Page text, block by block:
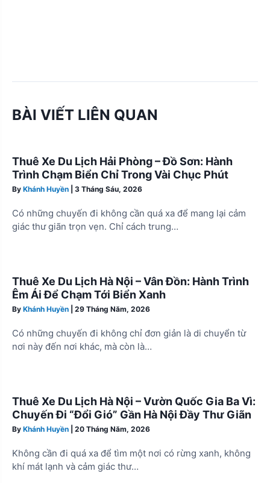
BÀI VIẾT LIÊN QUAN
Thuê Xe Du Lịch Hải Phòng – Đồ Sơn: Hành
Trình Chạm Biển Chỉ Trong Vài Chục Phút
By Khánh Huyền 3 Tháng Sáu, 2026
Có những chuyến đi không cần quá xa để mang lại cảm
giác thư giãn trọn vẹn. Chỉ cách trung…
Thuê Xe Du Lịch Hà Nội – Vân Đồn: Hành Trình
Êm Ái Để Chạm Tới Biển Xanh
By Khánh Huyền 29 Tháng Năm, 2026
Có những chuyến đi không chỉ đơn giản là di chuyển từ
nơi này đến nơi khác, mà còn là…
Thuê Xe Du Lịch Hà Nội – Vườn Quốc Gia Ba Vì:
Chuyến Đi “Đổi Gió” Gần Hà Nội Đầy Thư Giãn
By Khánh Huyền 20 Tháng Năm, 2026
Không cần đi quá xa để tìm một nơi có rừng xanh, không
khí mát lạnh và cảm giác thư…